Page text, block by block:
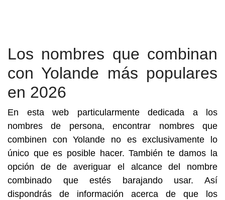
Los nombres que combinan
con Yolande más populares
en 2026
En esta web particularmente dedicada a los
nombres de persona, encontrar nombres que
combinen con Yolande no es exclusivamente lo
único que es posible hacer. También te damos la
opción de de averiguar el alcance del nombre
combinado que estés barajando usar. Así
dispondrás de información acerca de que los